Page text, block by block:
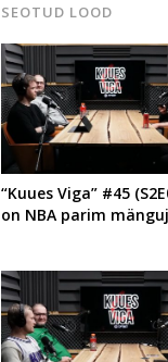
SEOTUD LOOD
“Kuues Viga” #45
on NBA parim